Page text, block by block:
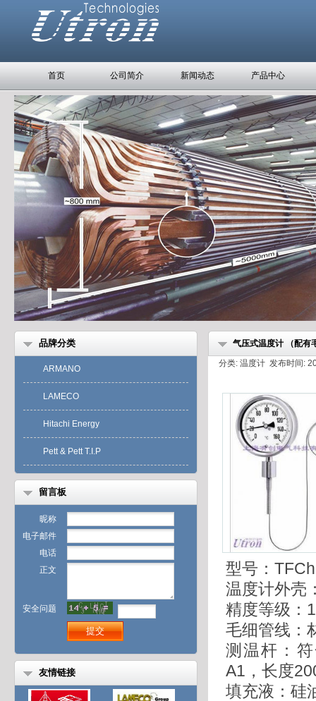
首页 公司简介 新闻动态 产品中心
气压式温度计 （配有
分类: 温度计 发布时间:
型号：
温度计外壳
精度等级： 1
毛细管线：
测温杆：
A1 ，长度
填充液：硅
品牌分类
ARMANO
LAMECO
Hitachi Energy
Pett & Pett T.I.P
留言板
昵称
电子邮件
电话
正文
安全问题
友情链接